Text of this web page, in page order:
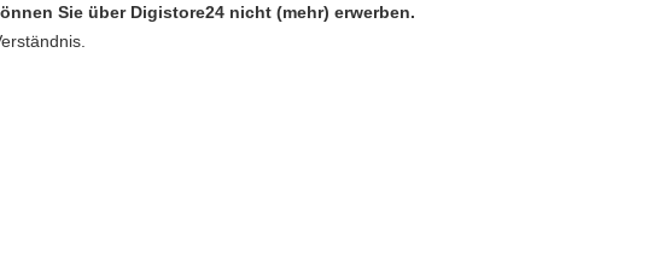
Sie über Digistore24 nicht (mehr) erwerben.